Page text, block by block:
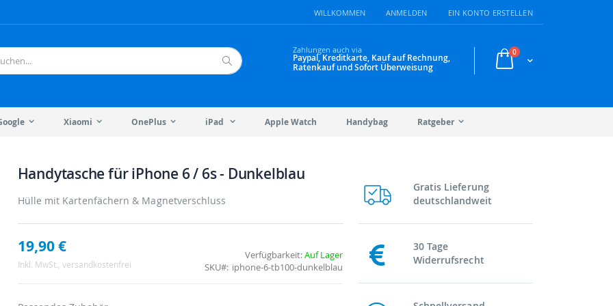
WILLKOMMEN ANMELDEN EIN KONTO ERSTELLEN
Warenkorb
0Artikel
Zahlungen auch via
Paypal, Kreditkarte, Kauf auf Rechnung,
Ratenkauf und Sofort Überweisung
Xiaomi OnePlus iPad Apple Watch Handybag Ratgeber
Handytasche für iPhone 6 / 6s - Dunkelblau
Hülle mit Kartenfächern & Magnetverschluss
19,90 €
Inkl. MwSt., versandkostenfrei
Verfügbarkeit:Auf Lager
SKU
iphone-6-tb100-dunkelblau
Gratis Lieferung
deutschlandweit
30 Tage
Widerrufsrecht